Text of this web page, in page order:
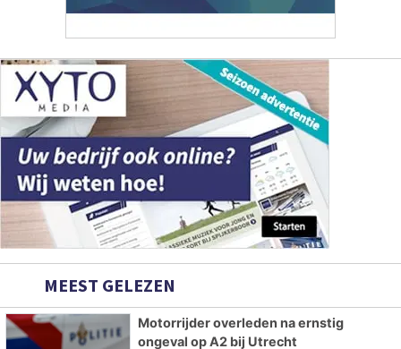
MEEST GELEZEN
Motorrijder overleden na ernstig
ongeval op A2 bij Utrecht